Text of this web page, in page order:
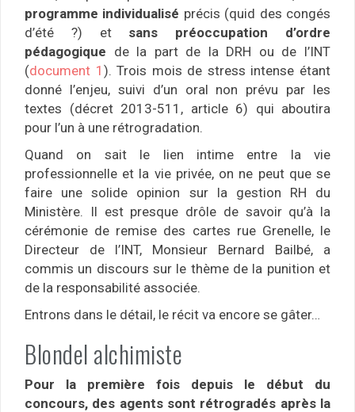
programme individualisé précis (quid des congés
d’été ?) et sans préoccupation d’ordre
pédagogique de la part de la DRH ou de l’INT
(document 1 ). Trois mois de stress intense étant
donné l’enjeu, suivi d’un oral non prévu par les
textes (décret 2013-511, article 6) qui aboutira
pour l’un à une rétrogradation.
Quand on sait le lien intime entre la vie
professionnelle et la vie privée, on ne peut que se
faire une solide opinion sur la gestion RH du
Ministère. Il est presque drôle de savoir qu’à la
cérémonie de remise des cartes rue Grenelle, le
Directeur de l’INT, Monsieur Bernard Bailbé, a
commis un discours sur le thème de la punition et
de la responsabilité associée.
Entrons dans le détail, le récit va encore se gâter…
Blondel alchimiste
Pour la première fois depuis le début du
concours, des agents sont rétrogradés après la